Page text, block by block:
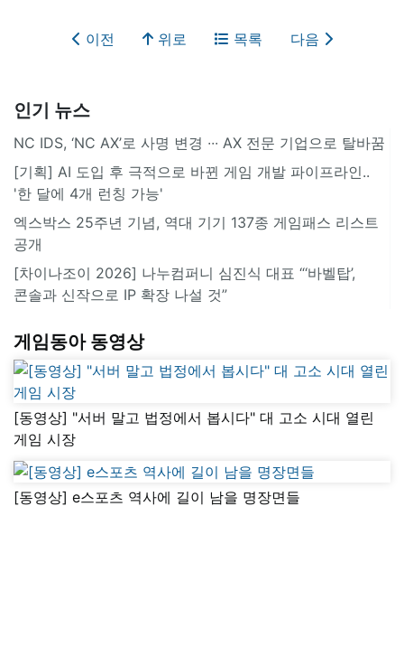
이전 위로 목록 다음
인기 뉴스
NC IDS, ‘NC AX’로 사명 변경 ∙∙∙ AX 전문 기업으로 탈바꿈
[기획] AI 도입 후 극적으로 바뀐 게임 개발 파이프라인..
'한 달에 4개 런칭 가능'
엑스박스 25주년 기념, 역대 기기 137종 게임패스 리스트
공개
[차이나조이 2026] 나누컴퍼니 심진식 대표 “‘바벨탑’,
콘솔과 신작으로 IP 확장 나설 것”
게임동아 동영상
[동영상] "서버 말고 법정에서 봅시다" 대 고소 시대 열린
게임 시장
[동영상] e스포츠 역사에 길이 남을 명장면들